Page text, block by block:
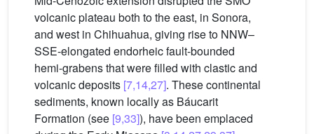
volcanic plateau both to the east, in Sonora,
and west in Chihuahua, giving rise to NNW–
SSE-elongated endorheic fault-bounded
hemi-grabens that were filled with clastic and
volcanic deposits [7,14,27]. These continental
sediments, known locally as Báucarit
Formation (see [9,33]), have been emplaced